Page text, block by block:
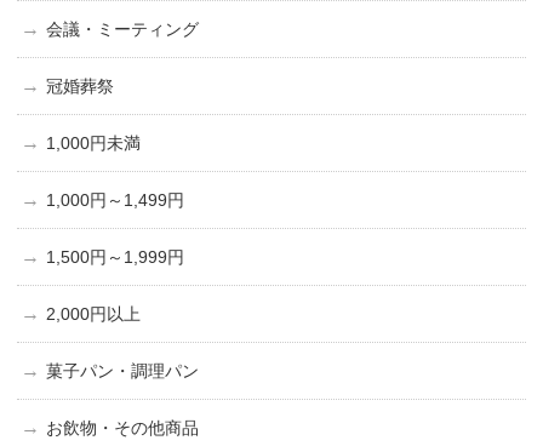
会議・ミーティング
冠婚葬祭
1,000円未満
1,000円～1,499円
1,500円～1,999円
2,000円以上
菓子パン・調理パン
お飲物・その他商品